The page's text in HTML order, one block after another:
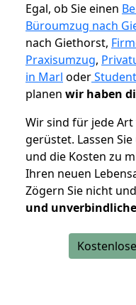
Egal, ob Sie einen
Büroumzug nach
nach Giethorst,
Praxisumzug,
in Marl oder
planen wir haben
Wir sind für jede
gerüstet. Lassen
und die Kosten zu
Ihren neuen
Zögern Sie nicht
und